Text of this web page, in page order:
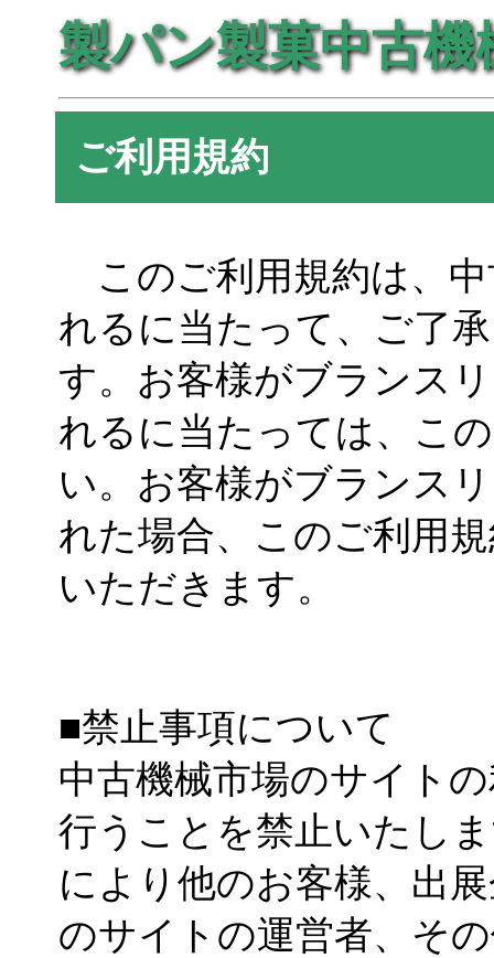
製パン製菓中古機
ご利用規約
このご利用規約は、
れるに当たって、ご了
す。お客様がブランス
れるに当たっては、こ
い。お客様がブランス
れた場合、このご利用
いただきます。
■禁止事項について
中古機械市場のサイト
行うことを禁止いたし
により他のお客様、出
のサイトの運営者、そ